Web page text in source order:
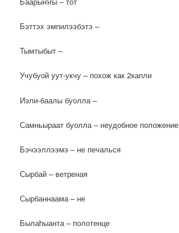
Бэттэх эмпилээбэтэ –
Тымтыбыт –
Учубуой уут-укчу – похож как 2капли
Иэли-баалы буолла –
Самньыраат буолла – неудобное положение
Бэчээллээмэ – не печалься
Сырбай – ветреная
Сырбаннаама – не
Былаһыанта – полотенце